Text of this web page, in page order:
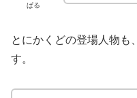
ぱる
とにかくどの登場人物も、
す。